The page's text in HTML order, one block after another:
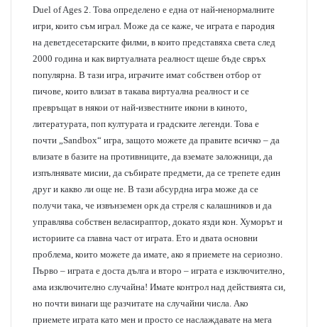
Duel of Ages 2. Това определено е една от най-ненормалните
игри, които съм играл. Може да се каже, че играта е пародия
на деветдесетарските филми, в които представяха света след
2000 година и как виртуалната реалност щеше бъде свръх
популярна. В тази игра, играчите имат собствен отбор от
пичове, които влизат в такава виртуална реалност и се
превръщат в някои от най-известните икони в киното,
литературата, поп културата и градските легенди. Това е
почти „Sandbox“ игра, защото можете да правите всичко – да
влизате в базите на противниците, да вземате заложници, да
изпълнявате мисии, да събирате предмети, да се трепете един
друг и какво ли още не. В тази абсурдна игра може да се
получи така, че извънземен орк да стреля с калашников и да
управлява собствен веласираптор, докато язди кон. Хуморът и
историите са главна част от играта. Ето и двата основни
проблема, които можете да имате, ако я приемете на сериозно.
Първо – играта е доста дълга и второ – играта е изключително,
ама изключително случайна! Имате контрол над действията си,
но почти винаги ще разчитате на случайни числа. Ако
приемете играта като мен и просто се наслаждавате на мега